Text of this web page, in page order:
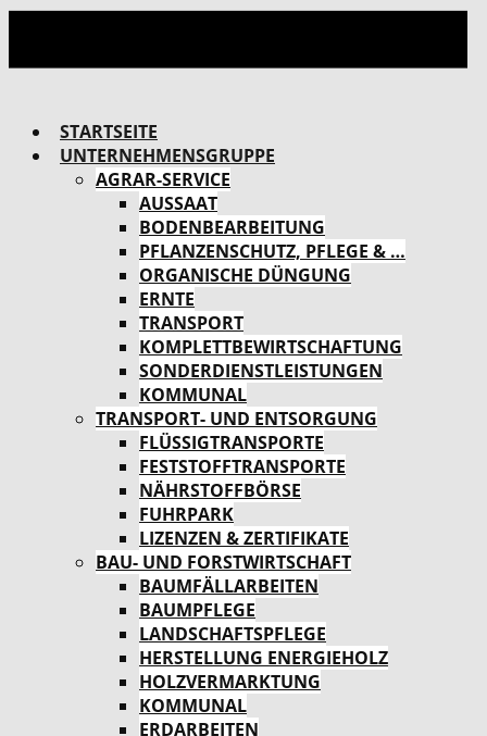
STARTSEITE
UNTERNEHMENSGRUPPE
AGRAR-SERVICE
AUSSAAT
BODENBEARBEITUNG
PFLANZENSCHUTZ, PFLEGE & …
ORGANISCHE DÜNGUNG
ERNTE
TRANSPORT
KOMPLETTBEWIRTSCHAFTUNG
SONDERDIENSTLEISTUNGEN
KOMMUNAL
TRANSPORT- UND ENTSORGUNG
FLÜSSIGTRANSPORTE
FESTSTOFFTRANSPORTE
NÄHRSTOFFBÖRSE
FUHRPARK
LIZENZEN & ZERTIFIKATE
BAU- UND FORSTWIRTSCHAFT
BAUMFÄLLARBEITEN
BAUMPFLEGE
LANDSCHAFTSPFLEGE
HERSTELLUNG ENERGIEHOLZ
HOLZVERMARKTUNG
KOMMUNAL
ERDARBEITEN